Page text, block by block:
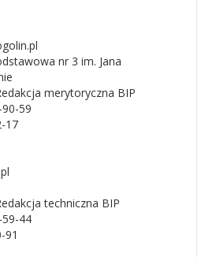
nr 3 im. Jana
merytoryczna BIP
59
17
techniczna BIP
44
91